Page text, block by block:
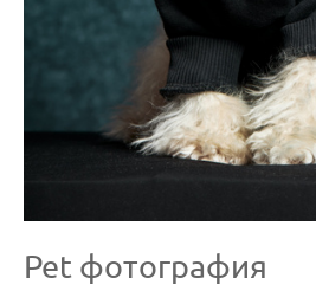
Pet фотография